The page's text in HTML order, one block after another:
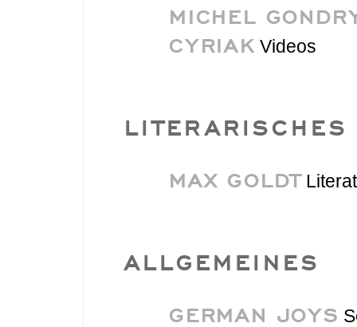
MICHEL
CYRIAK Videos
LITERARISCHES
MAX GOLDT
ALLGEMEINES
GERMAN JOYS